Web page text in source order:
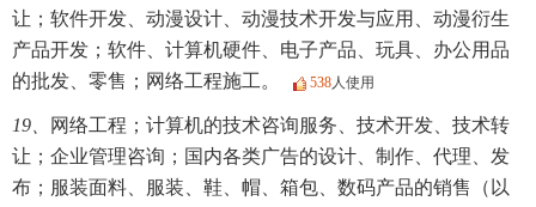
让；软件开发、动漫设计、动漫技术开发与应用、动漫衍生
产品开发；软件、计算机硬件、电子产品、玩具、办公用品
的批发、零售；网络工程施工。
538人使用
19、
网络工程；计算机的技术咨询服务、技术开发、技术转
让；企业管理咨询；国内各类广告的设计、制作、代理、发
布；服装面料、服装、鞋、帽、箱包、数码产品的销售（以